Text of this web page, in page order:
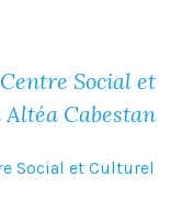
Social et
Cabestan